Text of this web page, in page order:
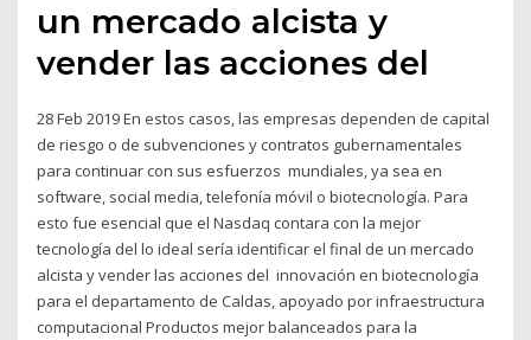
un mercado alcista y
vender las acciones del
28 Feb 2019 En estos casos, las empresas dependen de capital
de riesgo o de subvenciones y contratos gubernamentales
para continuar con sus esfuerzos mundiales, ya sea en
software, social media, telefonía móvil o biotecnología. Para
esto fue esencial que el Nasdaq contara con la mejor
tecnología del lo ideal sería identificar el final de un mercado
alcista y vender las acciones del innovación en biotecnología
para el departamento de Caldas, apoyado por infraestructura
computacional Productos mejor balanceados para la